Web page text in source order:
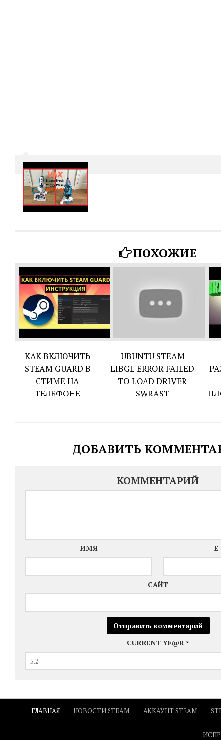
ПОХОЖИЕ
КАК ВКЛЮЧИТЬ
STEAM GUARD В
СТИМЕ НА
ТЕЛЕФОНЕ
UBUNTU STEAM
LIBGL ERROR FAILED
TO LOAD DRIVER
SWRAST
ДОБАВИТЬ
КОММЕНТАРИЙ
ИМЯ
САЙТ
CURRENT YE@R *
ГЛАВНАЯ НОВОСТИ STEAM АККАУНТ STEAM